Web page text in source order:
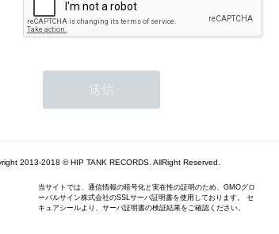
2013-2018 © HIP TANK RECORDS. AllRight Reserved.
当サイトでは、通信情報の暗号化と実在性の証明のため、GMOグロ
ーバルサイン株式会社のSSLサーバ証明書を使用しております。 セ
キュアシールより、サーバ証明書の検証結果をご確認ください。